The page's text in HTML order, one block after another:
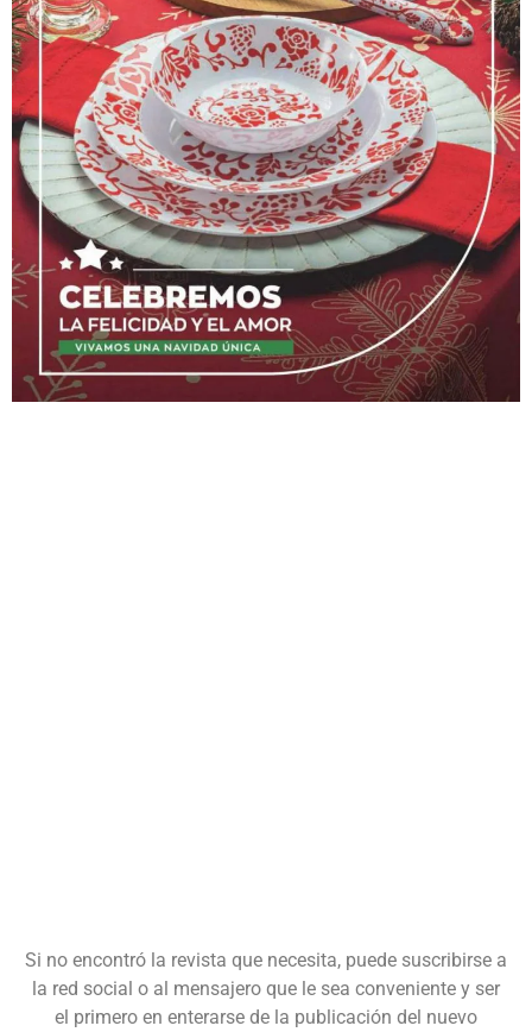
Si no encontró la revista que necesita, puede suscribirse a
la red social o al mensajero que le sea conveniente y ser
el primero en enterarse de la publicación del nuevo